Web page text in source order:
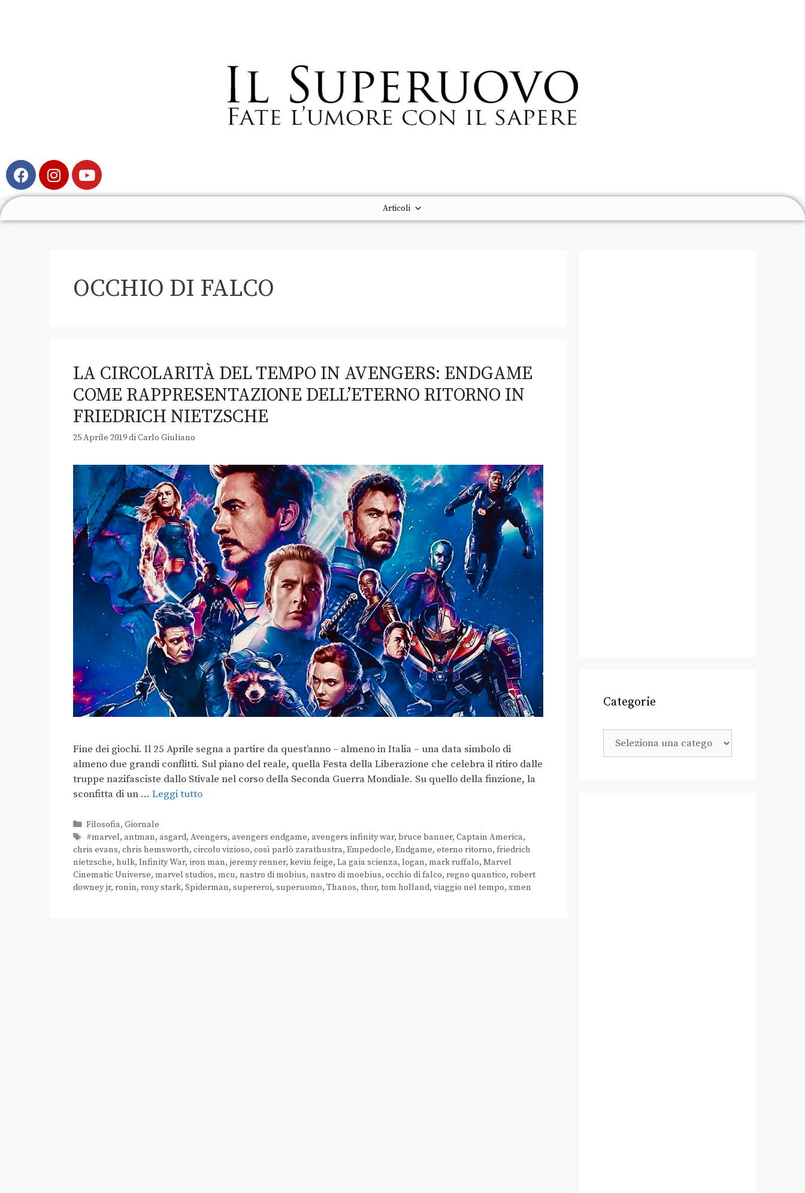
Articoli
OCCHIO DI FALCO
LA CIRCOLARITÀ DEL TEMPO IN AVENGERS: ENDGAME
COME RAPPRESENTAZIONE DELL’ETERNO RITORNO IN
FRIEDRICH NIETZSCHE
25 Aprile 2019diCarlo Giuliano
Fine dei giochi. Il 25 Aprile segna a partire da quest’anno – almeno in Italia – una data simbolo di
almeno due grandi conflitti. Sul piano del reale, quella Festa della Liberazione che celebra il ritiro dalle
truppe nazifasciste dallo Stivale nel corso della Seconda Guerra Mondiale. Su quello della finzione, la
sconfitta di un … Leggi tutto
Filosofia, Giornale
#marvel, antman, asgard, Avengers, avengers endgame, avengers infinity war, bruce banner, Captain America,
chris evans, chris hemsworth, circolo vizioso, così parlò zarathustra, Empedocle, Endgame, eterno ritorno, friedrich
nietzsche, hulk, Infinity War, iron man, jeremy renner, kevin feige, La gaia scienza, logan, mark ruffalo, Marvel
Cinematic Universe, marvel studios, mcu, nastro di mobius, nastro di moebius, occhio di falco, regno quantico, robert
downey jr, ronin, rony stark, Spiderman, supereroi, superuomo, Thanos, thor, tom holland, viaggio nel tempo, xmen
Categorie